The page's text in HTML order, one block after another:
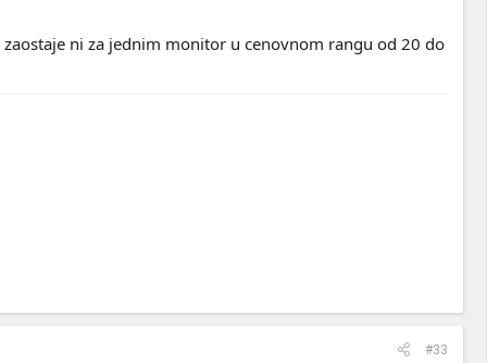
ni za jednim monitor u cenovnom rangu od 20 do
#33